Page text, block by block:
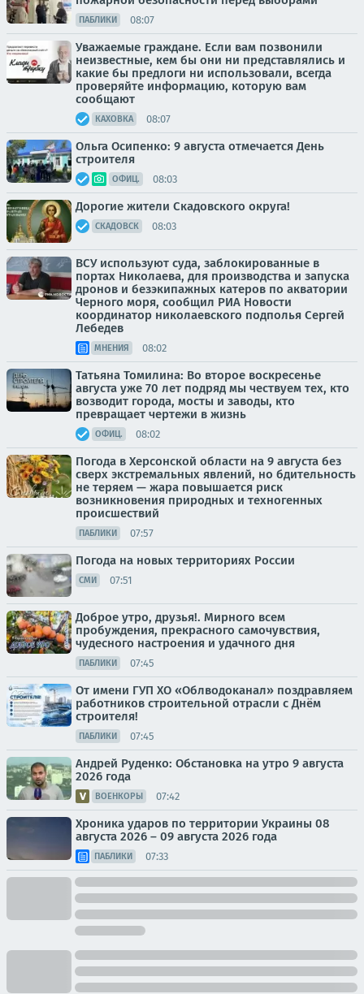
ПАБЛИКИ 08:07
Уважаемые граждане. Если вам позвонили
неизвестные, кем бы они ни представлялись и
какие бы предлоги ни использовали, всегда
проверяйте информацию, которую вам
сообщают
КАХОВКА 08:07
Ольга Осипенко: 9 августа отмечается День
строителя
ОФИЦ. 08:03
Дорогие жители Скадовского округа!
СКАДОВСК 08:03
ВСУ используют суда, заблокированные в
портах Николаева, для производства и запуска
дронов и безэкипажных катеров по акватории
Черного моря, сообщил РИА Новости
координатор николаевского подполья Сергей
Лебедев
МНЕНИЯ 08:02
Татьяна Томилина: Во второе воскресенье
августа уже 70 лет подряд мы чествуем тех, кто
возводит города, мосты и заводы, кто
превращает чертежи в жизнь
ОФИЦ. 08:02
Погода в Херсонской области на 9 августа без
сверх экстремальных явлений, но бдительность
не теряем — жара повышается риск
возникновения природных и техногенных
происшествий
ПАБЛИКИ 07:57
Погода на новых территориях России
СМИ 07:51
Доброе утро, друзья!. Мирного всем
пробуждения, прекрасного самочувствия,
чудесного настроения и удачного дня
ПАБЛИКИ 07:45
От имени ГУП ХО «Облводоканал» поздравляем
работников строительной отрасли с Днём
строителя!
ПАБЛИКИ 07:45
Андрей Руденко: Обстановка на утро 9 августа
2026 года
ВОЕНКОРЫ 07:42
Хроника ударов по территории Украины 08
августа 2026 – 09 августа 2026 года
ПАБЛИКИ 07:33